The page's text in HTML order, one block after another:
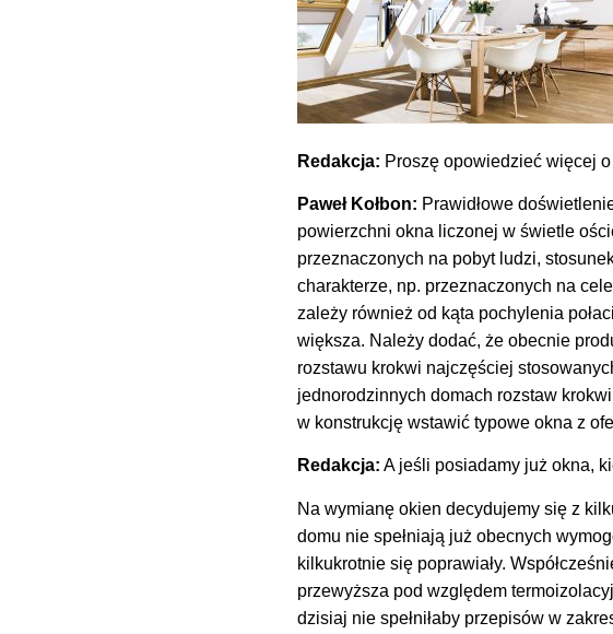
Redakcja: Proszę opowiedzieć więcej
Paweł Kołbon: Prawidłowe
powierzchni okna liczonej w świetle
przeznaczonych na pobyt ludzi,
charakterze, np. przeznaczonych na
zależy również od kąta pochylenia
większa. Należy dodać, że obecnie
rozstawu krokwi najczęściej
jednorodzinnych domach rozstaw
w konstrukcję wstawić typowe okna z
Redakcja: A jeśli posiadamy już okna,
Na wymianę okien decydujemy się z
domu nie spełniają już obecnych
kilkukrotnie się poprawiały.
przewyższa pod względem
dzisiaj nie spełniłaby przepisów w